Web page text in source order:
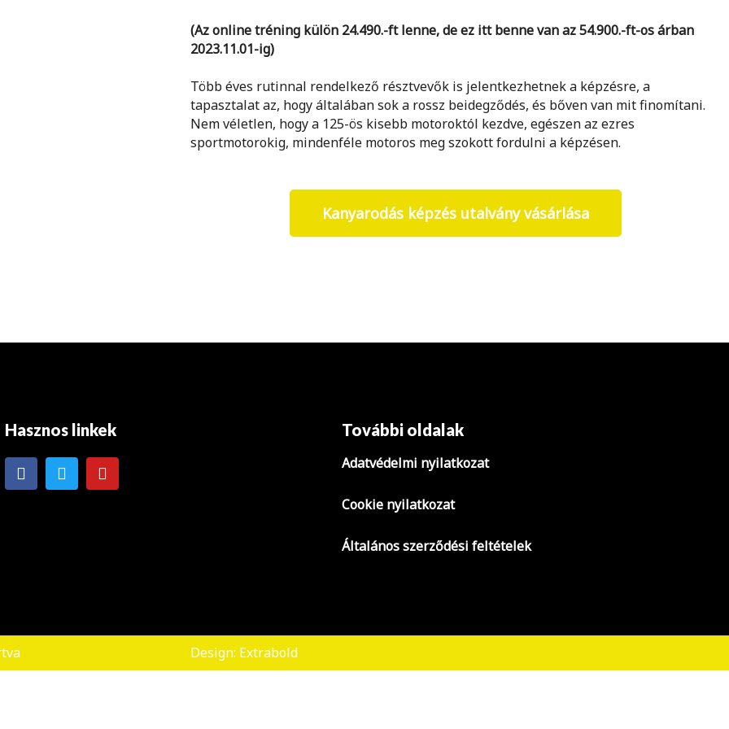
(Az online tréning külön 24.490.-ft lenne, de ez itt benne van az 54.900.-ft-os árban
2023.11.01-ig)
Több éves rutinnal rendelkező résztvevők is jelentkezhetnek a képzésre, a
tapasztalat az, hogy általában sok a rossz beidegződés, és bőven van mit finomítani.
Nem véletlen, hogy a 125-ös kisebb motoroktól kezdve, egészen az ezres
sportmotorokig, mindenféle motoros meg szokott fordulni a képzésen.
Kanyarodás képzés utalvány vásárlása
Hasznos linkek További oldalak
Adatvédelmi nyilatkozat
Cookie nyilatkozat
Általános szerződési feltételek
Design: Extrabold